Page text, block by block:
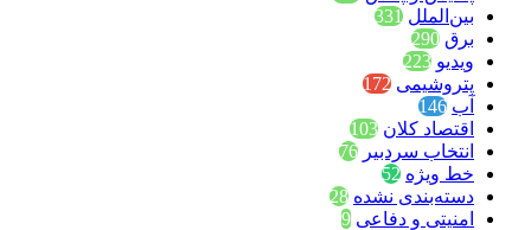
بین‌الملل 331
برق 290
ویدیو 223
پتروشیمی 172
آب 146
اقتصاد کلان 103
انتخاب سردبیر 76
خط ویژه 52
دسته‌بندی نشده 28
امنیتی و دفاعی 9